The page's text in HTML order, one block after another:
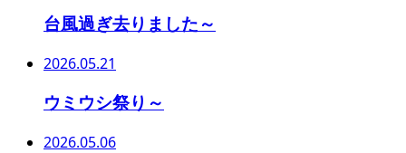
台風過ぎ去りました～
2026.05.21
ウミウシ祭り～
2026.05.06